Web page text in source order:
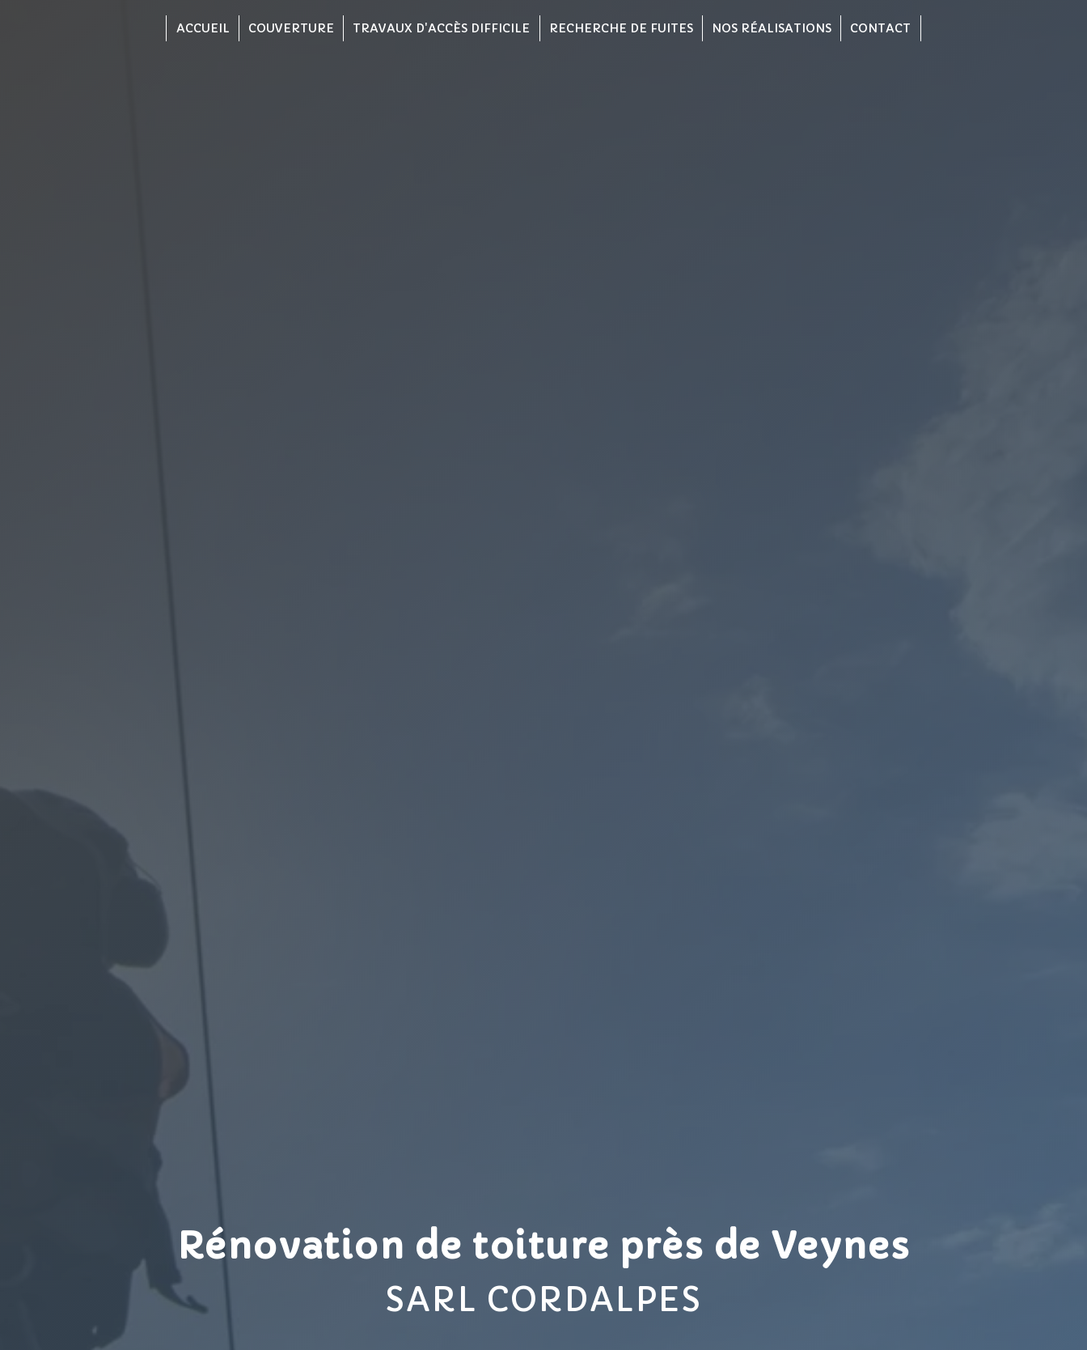
ACCUEIL COUVERTURE TRAVAUX D'ACCÈS DIFFICILE RECHERCHE DE FUITES NOS RÉALISATIONS CONTACT
Rénovation de toiture près de Veynes
SARL CORDALPES